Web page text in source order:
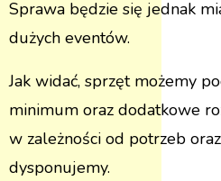
Sprawa będzie się jednak
dużych eventów.
Jak widać, sprzęt możemy
minimum oraz dodatkowe
w zależności od potrzeb
dysponujemy.